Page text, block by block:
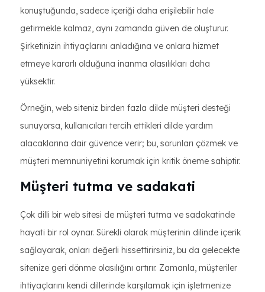
konuştuğunda, sadece içeriği daha erişilebilir hale
getirmekle kalmaz, aynı zamanda güven de oluşturur.
Şirketinizin ihtiyaçlarını anladığına ve onlara hizmet
etmeye kararlı olduğuna inanma olasılıkları daha
yüksektir.
Örneğin, web siteniz birden fazla dilde müşteri desteği
sunuyorsa, kullanıcıları tercih ettikleri dilde yardım
alacaklarına dair güvence verir; bu, sorunları çözmek ve
müşteri memnuniyetini korumak için kritik öneme sahiptir.
Müşteri tutma ve sadakati
Çok dilli bir web sitesi de müşteri tutma ve sadakatinde
hayati bir rol oynar. Sürekli olarak müşterinin dilinde içerik
sağlayarak, onları değerli hissettirirsiniz, bu da gelecekte
sitenize geri dönme olasılığını artırır. Zamanla, müşteriler
ihtiyaçlarını kendi dillerinde karşılamak için işletmenize